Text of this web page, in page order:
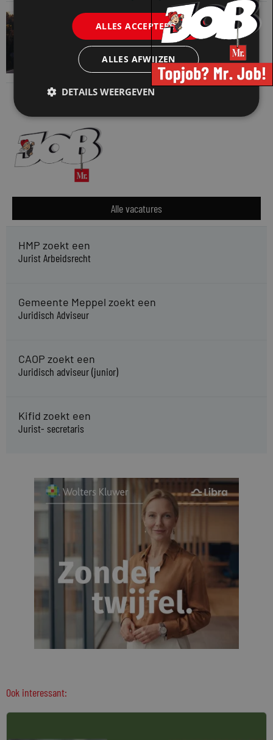
VAN ONZE KENNISPARTNERS
Waarom standaard carrièrepaden talent
kosten
31 juli 2026
Alle vacatures
HMP zoekt een
Jurist Arbeidsrecht
Gemeente Meppel zoekt een
Juridisch Adviseur
CAOP zoekt een
Juridisch adviseur (junior)
Kifid zoekt een
Jurist- secretaris
Ook interessant:
ALLES ACCEPTEREN
ALLES AFWIJZEN
DETAILS WEERGEVEN